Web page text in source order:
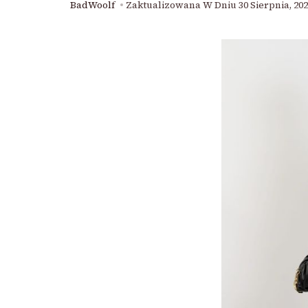
BadWoolf Zaktualizowana W Dniu 30 Sierpnia,